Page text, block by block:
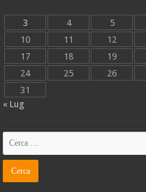
3
4 5
10
11 12
17
18 19
24
25 26
31
« Lug